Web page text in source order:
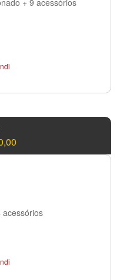
+ 9 acessórios
acessórios